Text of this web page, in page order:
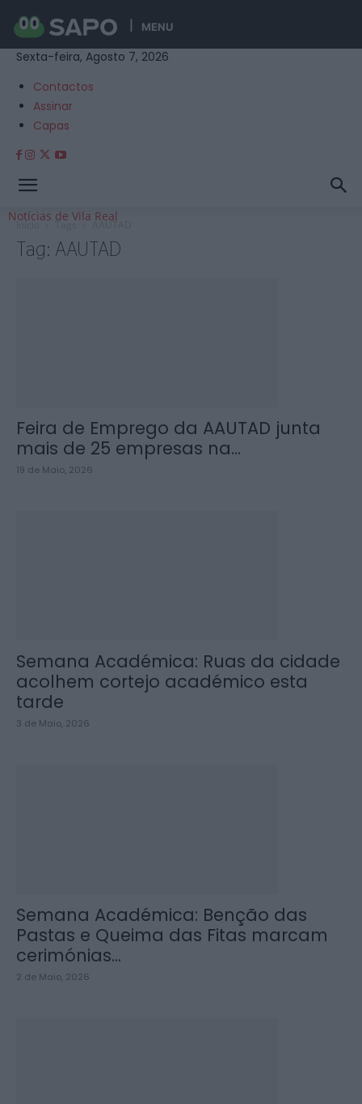
MENU
Sexta-feira, Agosto 7, 2026
Contactos
Assinar
Capas
Notícias de Vila Real
Início Tags AAUTAD
Tag: AAUTAD
Feira de Emprego da AAUTAD junta
mais de 25 empresas na...
19 de Maio, 2026
Semana Académica: Ruas da cidade
acolhem cortejo académico esta
tarde
3 de Maio, 2026
Semana Académica: Benção das
Pastas e Queima das Fitas marcam
cerimónias...
2 de Maio, 2026